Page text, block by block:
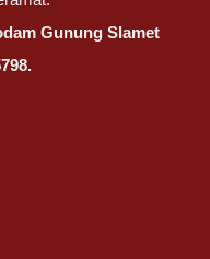
Gunung Slamet